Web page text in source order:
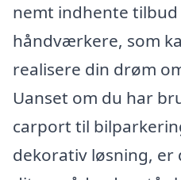
nemt indhente
håndværkere, som
realisere din drøm
Uanset om du har
carport til
dekorativ løsning,